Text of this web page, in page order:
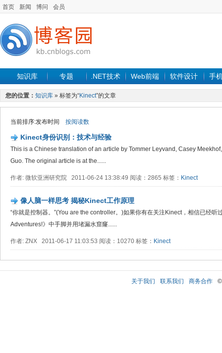
首页 新闻 博问 会员
知识库 专题 .NET技术 Web前端 软件设计 手
您的位置： 知识库 » 标签为“Kinect”的文章
当前排序:发布时间 按阅读数
Kinect身份识别：技术与经验
This is a Chinese translation of an article by Tommer Leyvand, Casey
Guo. The original article is at the......
作者: 微软亚洲研究院 2011-06-24 13:38:49 阅读：2865 标签： Kinect
像人脑一样思考 揭秘Kinect工作原理
“你就是控制器。”(You are the controller。)如果你有在关注Kinect，相信已经听
Adventures!》中手脚并用堵漏水窟窿......
作者: ZNX 2011-06-17 11:03:53 阅读：10270 标签： Kinect
关于我们 联系我们 商务合作